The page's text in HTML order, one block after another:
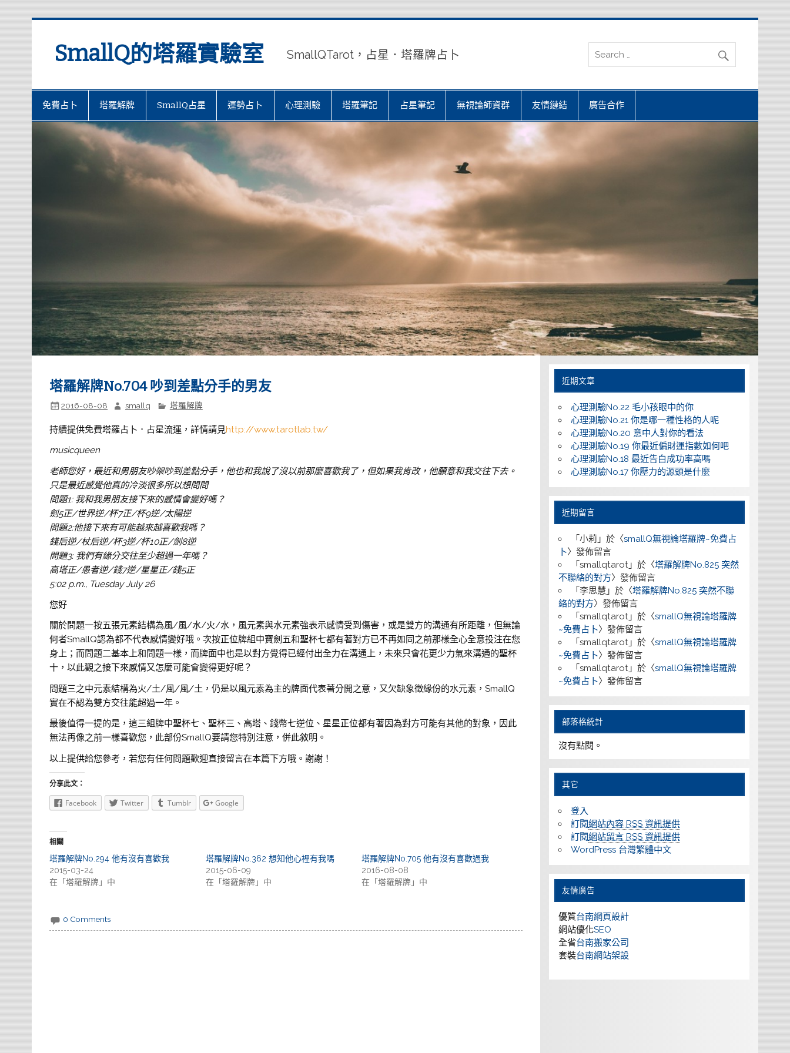
SmallQ的塔羅實驗室 SmallQTarot，占星．塔羅牌占卜
免費占卜 塔羅解牌 SmallQ占星 運勢占卜 心理測驗 塔羅筆記 占星筆記 無視論師資群 友情鏈結 廣告合作
塔羅解牌No.704 吵到差點分手的男友
2016-08-08 smallq 塔羅解牌
持續提供免費塔羅占卜．占星流運，詳情請見http://www.tarotlab.tw/
musicqueen
老師您好，最近和男朋友吵架吵到差點分手，他也和我說了沒以前那麼喜歡我了，但如果我肯改，他願意和我交往下去。
只是最近感覺他真的冷淡很多所以想問問
問題1: 我和我男朋友接下來的感情會變好嗎？
劍5正/世界逆/杯7正/杯9逆/太陽逆
問題2:他接下來有可能越來越喜歡我嗎？
錢后逆/杖后逆/杯3逆/杯10正/劍8逆
問題3: 我們有緣分交往至少超過一年嗎？
高塔正/愚者逆/錢7逆/星星正/錢5正
5:02 p.m., Tuesday July 26
您好
關於問題一按五張元素結構為風/風/水/火/水，風元素與水元素強表示感情受到傷害，或是雙方的溝通有所距離，但無論
何者SmallQ認為都不代表感情變好哦。次按正位牌組中寶劍五和聖杯七都有著對方已不再如同之前那樣全心全意投注在您
身上；而問題二基本上和問題一樣，而牌面中也是以對方覺得已經付出全力在溝通上，未來只會花更少力氣來溝通的聖杯
十，以此觀之接下來感情又怎麼可能會變得更好呢？
問題三之中元素結構為火/土/風/風/土，仍是以風元素為主的牌面代表著分開之意，又欠缺象徵緣份的水元素，SmallQ
實在不認為雙方交往能超過一年。
最後值得一提的是，這三組牌中聖杯七、聖杯三、高塔、錢幣七逆位、星星正位都有著因為對方可能有其他的對象，因此
無法再像之前一樣喜歡您，此部份SmallQ要請您特別注意，併此敘明。
以上提供給您參考，若您有任何問題歡迎直接留言在本篇下方哦。謝謝！
分享此文：
Facebook Twitter Tumblr Google
相關
塔羅解牌No.294 他有沒有喜歡我
2015-03-24
在「塔羅解牌」中
塔羅解牌No.362 想知他心裡有我嗎
2015-06-09
在「塔羅解牌」中
塔羅解牌No.705 他有沒有喜歡過我
2016-08-08
在「塔羅解牌」中
0 Comments
近期文章
心理測驗No.22 毛小孩眼中的你
心理測驗No.21 你是哪一種性格的人呢
心理測驗No.20 意中人對你的看法
心理測驗No.19 你最近偏財運指數如何吧
心理測驗No.18 最近告白成功率高嗎
心理測驗No.17 你壓力的源頭是什麼
近期留言
「 小莉」於〈smallQ無視論塔羅牌~免費占
卜〉發佈留言
「 smallqtarot」於〈塔羅解牌No.825 突然
不聯絡的對方〉發佈留言
「 李思慧」於〈塔羅解牌No.825 突然不聯
絡的對方〉發佈留言
「 smallqtarot」於〈smallQ無視論塔羅牌
~免費占卜〉發佈留言
「 smallqtarot」於〈smallQ無視論塔羅牌
~免費占卜〉發佈留言
「 smallqtarot」於〈smallQ無視論塔羅牌
~免費占卜〉發佈留言
部落格統計
沒有點閱。
其它
登入
訂閱網站內容 RSS 資訊提供
訂閱網站留言 RSS 資訊提供
WordPress 台灣繁體中文
友情廣告
優質台南網頁設計
網站優化SEO
全省台南搬家公司
套裝台南網站架設